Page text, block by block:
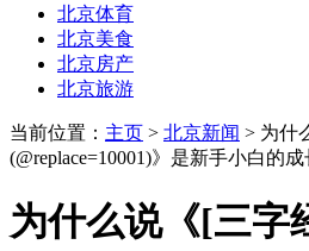
北京体育
北京美食
北京房产
北京旅游
当前位置： 主页 > 北京新闻 > 为什
(@replace=10001)》是新手小白的成
为什么说《[三字